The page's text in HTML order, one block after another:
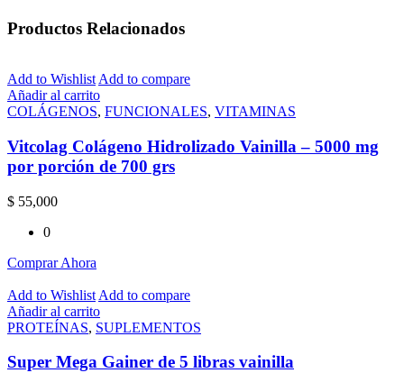
Productos Relacionados
Add to Wishlist Add to compare
Añadir al carrito
COLÁGENOS, FUNCIONALES, VITAMINAS
Vitcolag Colágeno Hidrolizado Vainilla – 5000 mg
por porción de 700 grs
$ 55,000
0
Comprar Ahora
Add to Wishlist Add to compare
Añadir al carrito
PROTEÍNAS, SUPLEMENTOS
Super Mega Gainer de 5 libras vainilla